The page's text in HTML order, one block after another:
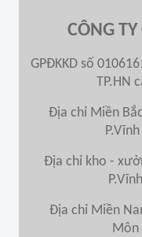
CÔNG
GPĐKKD số
TP.HN
Địa chỉ Miền
Địa chỉ kho -
Địa chỉ Miền
Môn